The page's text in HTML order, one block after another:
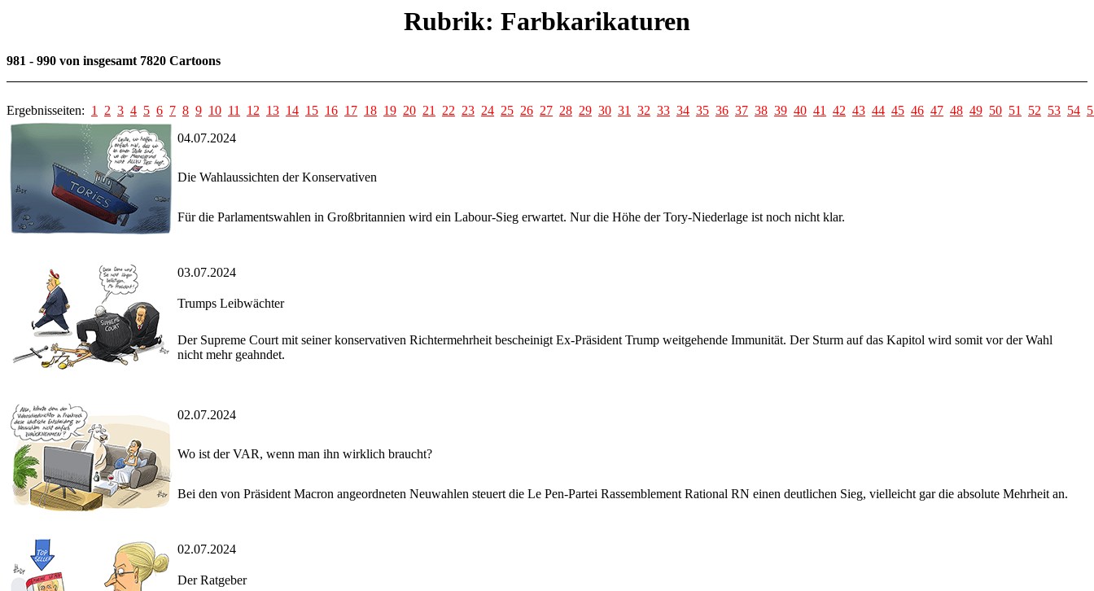
Rubrik: Farbkarikaturen
981 - 990 von insgesamt 7820 Cartoons
Ergebnisseiten: 1 2 3 4 5 6 7 8 9 10 11 12 13 14 15 16 17 18 19 20 21 22 23 24 25 26 27 28 29 30 31 32 33 34 35 36 37 38 39 40 41 42 43 44 45 46 47 48 49 50 51 52 53 54
04.07.2024
Die Wahlaussichten der Konservativen
Für die Parlamentswahlen in Großbritannien wird ein Labour-Sieg erwartet. Nur die Höhe der Tory-Niederlage ist noch nicht klar.
03.07.2024
Trumps Leibwächter
Der Supreme Court mit seiner konservativen Richtermehrheit bescheinigt Ex-Präsident Trump weitgehende Immunität. Der Sturm auf das Kapitol wird somit vor der Wahl
nicht mehr geahndet.
02.07.2024
Wo ist der VAR, wenn man ihn wirklich braucht?
Bei den von Präsident Macron angeordneten Neuwahlen steuert die Le Pen-Partei Rassemblement Rational RN einen deutlichen Sieg, vielleicht gar die absolute Mehrheit an.
02.07.2024
Der Ratgeber